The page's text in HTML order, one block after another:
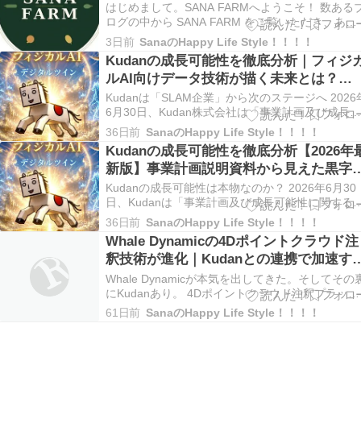
はじめまして。SANA FARMへようこそ！ 数ある
ログの中から SANA FARM をご覧いただき、あり
がとうございます。 このブログでは、「野菜を育
てる楽しさ、食べる喜びをもっと身近に。」をコ
セプトに、農業のリアルな現場で得た経験や知識
もとに、野菜づくりに役立つ情報を発…
3日前 SanaのHappy Life Style！！！！
Kudanの成長可能性を徹底分析｜フィジ
ルAI向けデータ技術が描く未来とは？
【2026年IR】
Kudanは「SLAM企業」から次のステージへ 2026
6月30日、Kudan株式会社は「事業計画及び成長可
能性に関する説明資料」を公開しました。 この資
料は、東証グロース市場の上場企業として毎年開
している成長戦略をまとめた重要なIR資料ですが
今回の内容はこれまでとは大きく…
36日前 SanaのHappy Life Style！！！！
Kudanの成長可能性を徹底分析【2026年
新版】事業計画説明資料から見えた黒字
への道筋と今後の株価ポイント
Kudanの成長可能性は本物なのか？ 2026年6月30
日、Kudanは「事業計画及び成長可能性に関する
明資料」を公開しました。 この資料は東証グロー
ス市場の上場企業に求められる重要なIR資料であ
り、現在の経営状況だけでなく、中長期の成長戦
や将来性、リスクまで詳しく説明されて…
36日前 SanaのHappy Life Style！！！！
Whale Dynamicの4Dポイントクラウド注
釈技術が進化｜Kudanとの連携で加速す
自動運転開発
Whale Dynamicが本気を出してきた。そしてその
にKudanあり。 4Dポイントクラウド注釈プラット
フォームの新機能が公開されました。 一見すると
地味なアップデートに見えるかもしれません。し
61日前 SanaのHappy Life Style！！！！